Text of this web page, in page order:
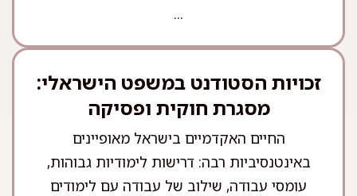
...
זכויות הסטודנט במשפט הישראלי:
מסגרת חוקית ופסיקה
החיים האקדמיים בישראל מאופיינים
באינטנסיביות רבה: דרישות לימודיות גבוהות,
עומסי עבודה, שילוב של עבודה עם לימודים